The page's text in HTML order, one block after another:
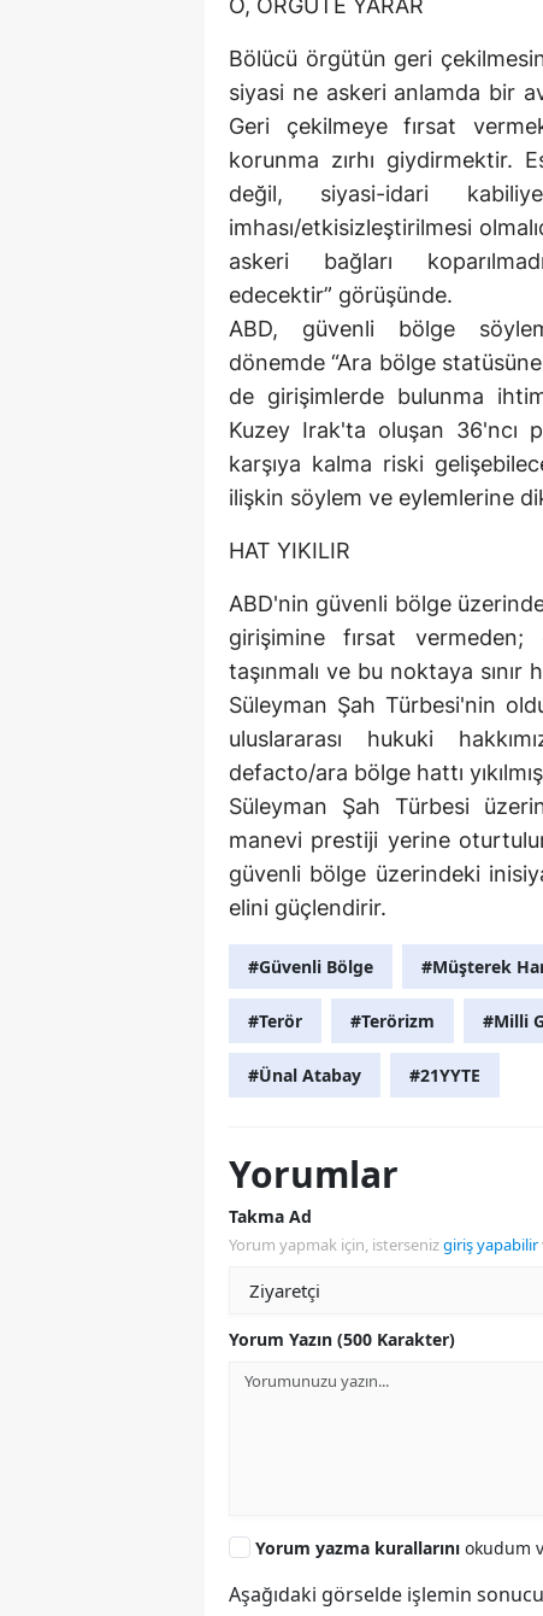
Bölücü örgütün geri
siyasi ne askeri anlamda bir
Geri çekilmeye fırsat
korunma zırhı giydirmektir.
değil, siyasi-idari
imhası/etkisizleştirilmesi
askeri bağları
edecektir” görüşünde.
ABD, güvenli bölge
dönemde “Ara bölge
de girişimlerde bulunma
Kuzey Irak'ta oluşan 36'ncı
karşıya kalma riski
ilişkin söylem ve eylemlerine
HAT YIKILIR
ABD'nin güvenli bölge
girişimine fırsat
taşınmalı ve bu noktaya
Süleyman Şah Türbesi'nin
uluslararası hukuki
defacto/ara bölge hattı
Süleyman Şah Türbesi
manevi prestiji yerine
güvenli bölge üzerindeki
elini güçlendirir.
#Güvenli Bölge #Müşterek
#Terör #Terörizm #Milli
#Ünal Atabay #21YYTE
Yorumlar
Takma Ad
Yorum yapmak için, istersenizgiriş yapabilir
Yorum Yazın (500 Karakter)
Yorum yazma kurallarını okudum
Aşağıdaki görselde işlemin